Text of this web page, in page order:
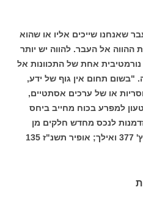
שאנחנו שייכים אליו או שהוא
ההווה אל העבר. להווה יש יותר
אחת של התכוונות אל
"בשום תחום אין גוף של ידע,
או של ערכים אסתטיים,
למפרע בכוח מחייב ביחס
לנכס מחדש חלקים מן
העבר או להיפטר מהם". (גורביץ' 377 ואילך; אופיר תשנ"ז 135